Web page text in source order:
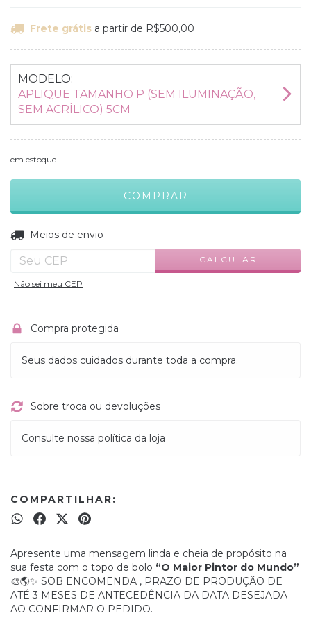
Frete grátis a partir de R$500,00
MODELO:
APLIQUE TAMANHO P (SEM ILUMINAÇÃO,
SEM ACRÍLICO) 5CM
em estoque
Entregas para o CEP:
Meios de envio
CALCULAR
Não sei meu CEP
Compra protegida
Seus dados cuidados durante toda a compra.
Sobre troca ou devoluções
Consulte nossa política da loja
COMPARTILHAR:
Apresente uma mensagem linda e cheia de propósito na
sua festa com o topo de bolo “O Maior Pintor do Mundo”
🎨🌎✨ SOB ENCOMENDA , PRAZO DE PRODUÇÃO DE
ATÉ 3 MESES DE ANTECEDÊNCIA DA DATA DESEJADA
AO CONFIRMAR O PEDIDO.